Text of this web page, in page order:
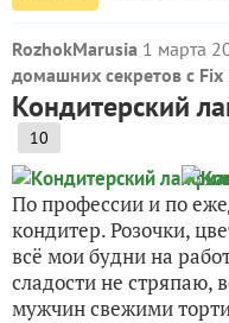
RozhokMarusia 1 марта
домашних секретов с Fix
Кондитерский
10
По профессии и по
кондитер. Розочки,
всё мои будни на
сладости не стряпаю,
мужчин свежими